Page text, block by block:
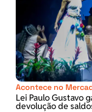
Acontece no
Lei Paulo Gustavo
devolução de